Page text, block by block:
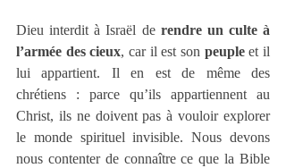
Dieu interdit à Israël de rendre un culte à
l’armée des cieux, car il est son peuple et il
lui appartient. Il en est de même des
chrétiens : parce qu’ils appartiennent au
Christ, ils ne doivent pas à vouloir explorer
le monde spirituel invisible. Nous devons
nous contenter de connaître ce que la Bible